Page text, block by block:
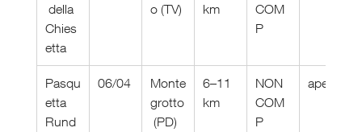
della
Chies
etta
o (TV)
km
COM
P
Pasqu
etta
Rund
06/04
Monte
grotto
(PD)
6–11
km
NON
COM
P
aperte